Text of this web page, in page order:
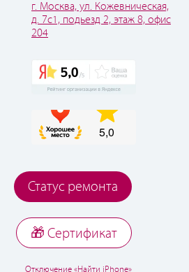
г. Москва, ул. Кожевническая,
д. 7с1, подьезд 2, этаж 8, офис
204
Статус ремонта
🎁 Cертификат
Отключение «Найти iPhone»